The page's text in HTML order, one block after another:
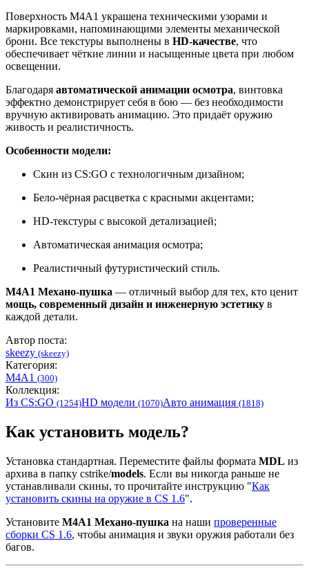
Поверхность M4A1 украшена техническими узорами и
маркировками, напоминающими элементы механической
брони. Все текстуры выполнены в HD-качестве, что
обеспечивает чёткие линии и насыщенные цвета при любом
освещении.
Благодаря автоматической анимации осмотра, винтовка
эффектно демонстрирует себя в бою — без необходимости
вручную активировать анимацию. Это придаёт оружию
живость и реалистичность.
Особенности модели:
Скин из CS:GO с технологичным дизайном;
Бело-чёрная расцветка с красными акцентами;
HD-текстуры с высокой детализацией;
Автоматическая анимация осмотра;
Реалистичный футуристический стиль.
M4A1 Механо-пушка — отличный выбор для тех, кто ценит
мощь, современный дизайн и инженерную эстетику в
каждой детали.
Автор поста:
skeezy (skeezy)
Категория:
M4A1 (300)
Коллекция:
Из CS:GO (1254)HD модели (1070)Авто анимация (1818)
Как установить модель?
Установка стандартная. Переместите файлы формата MDL из
архива в папку cstrike/models. Если вы никогда раньше не
устанавливали скины, то прочитайте инструкцию "Как
установить скины на оружие в CS 1.6".
Установите М4А1 Механо-пушка на наши проверенные
сборки CS 1.6, чтобы анимация и звуки оружия работали без
багов.